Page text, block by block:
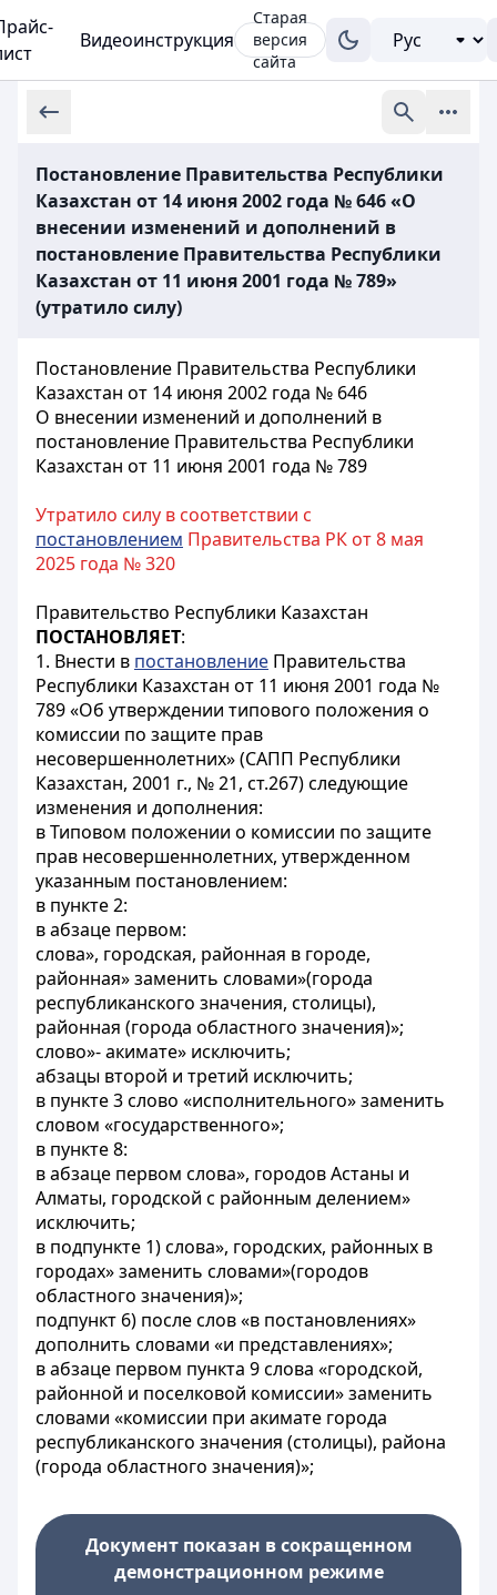
Видеоинструкция
Старая
версия
сайта
Постановление Правительства Республики
Казахстан от 14 июня 2002 года № 646 «О
внесении изменений и дополнений в
постановление Правительства Республики
Казахстан от 11 июня 2001 года № 789»
(утратило силу)
Постановление Правительства Республики
Казахстан от 14 июня 2002 года № 646
О внесении изменений и дополнений в
постановление Правительства Республики
Казахстан от 11 июня 2001 года № 789
Утратило силу в соответствии с
постановлением Правительства РК от 8 мая
2025 года № 320
Правительство Республики Казахстан
ПОСТАНОВЛЯЕТ:
1. Внести в постановление Правительства
Республики Казахстан от 11 июня 2001 года №
789 «Об утверждении типового положения о
комиссии по защите прав
несовершеннолетних» (САПП Республики
Казахстан, 2001 г., № 21, ст.267) следующие
изменения и дополнения:
в Типовом положении о комиссии по защите
прав несовершеннолетних, утвержденном
указанным постановлением:
в пункте 2:
в абзаце первом:
слова», городская, районная в городе,
районная» заменить словами»(города
республиканского значения, столицы),
районная (города областного значения)»;
слово»- акимате» исключить;
абзацы второй и третий исключить;
в пункте 3 слово «исполнительного» заменить
словом «государственного»;
в пункте 8:
в абзаце первом слова», городов Астаны и
Алматы, городской с районным делением»
исключить;
в подпункте 1) слова», городских, районных в
городах» заменить словами»(городов
областного значения)»;
подпункт 6) после слов «в постановлениях»
дополнить словами «и представлениях»;
в абзаце первом пункта 9 слова «городской,
районной и поселковой комиссии» заменить
словами «комиссии при акимате города
республиканского значения (столицы), района
(города областного значения)»;
Документ показан в сокращенном
демонстрационном режиме